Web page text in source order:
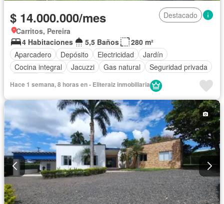
$ 14.000.000/mes
Destacado
Carritos, Pereira
4 Habitaciones
5,5 Baños
280 m²
Aparcadero
Depósito Electricidad
Jardín
Cocina integral
Jacuzzi Gas natural
Seguridad privada
Hace 1 semana, 8 horas en - Eliteraiz inmobiliaria